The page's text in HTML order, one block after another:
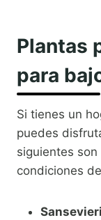
Plantas
para
Si tienes un
puedes
siguientes
condiciones